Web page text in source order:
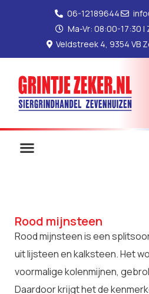
06-12189644
Ma-Vr: 08:00-17:30
Veldstreek 4, 9354 VB
Rood mijnsteen
Rood mijnsteen is een
uit lijsteen en kalksteen. Het
voormalige kolenmijnen,
Daardoor krijgt het de